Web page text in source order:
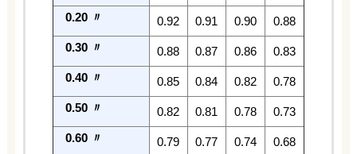
0.20 〃 0.92 0.91 0.90
0.88
0.30 〃
0.88 0.87 0.86
0.83
0.40 〃
0.85 0.84 0.82
0.78
0.50 〃
0.82 0.81 0.78
0.73
0.60 〃
0.79 0.77 0.74
0.68